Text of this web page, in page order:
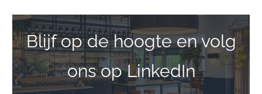
Blijf op de hoogte en volg
ons op LinkedIn